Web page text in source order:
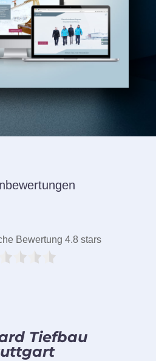
Bewertung 4.8 stars
Tiefbau